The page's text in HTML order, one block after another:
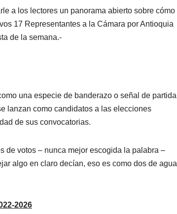
a los lectores un panorama abierto sobre cómo
17 Representantes a la Cámara por Antioquia
de la semana.-
una especie de banderazo o señal de partida
lanzan como candidatos a las elecciones
de sus convocatorias.
de votos – nunca mejor escogida la palabra –
algo en claro decían, eso es como dos de agua
2026